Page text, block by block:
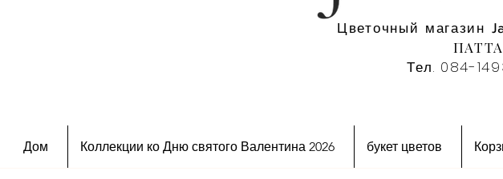
Цветочный магазин
Тел. 084-
Дом Коллекции ко Дню святого Валентина 2026 букет цветов